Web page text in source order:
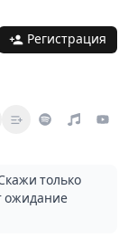
Регистрация
только
ожидание